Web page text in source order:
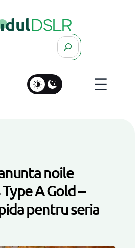
Search
noile
A Gold –
pentru seria